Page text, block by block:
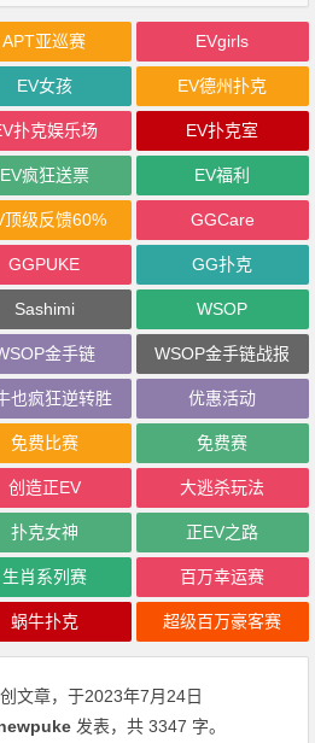
APT亚巡赛 EVgirls
EV女孩 EV德州扑克
扑克娱乐场 EV扑克室
EV疯狂送票 EV福利
顶级反馈60% GGCare
GGPUKE GG扑克
Sashimi WSOP
金手链 WSOP金手链战报
也疯狂逆转胜 优惠活动
免费比赛 免费赛
创造正EV 大逃杀玩法
扑克女神 正EV之路
生肖系列赛 百万幸运赛
蜗牛扑克 超级百万豪客赛
文章，于2023年7月24日
发表，共 3347 字。